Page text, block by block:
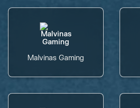
Malvinas Gaming